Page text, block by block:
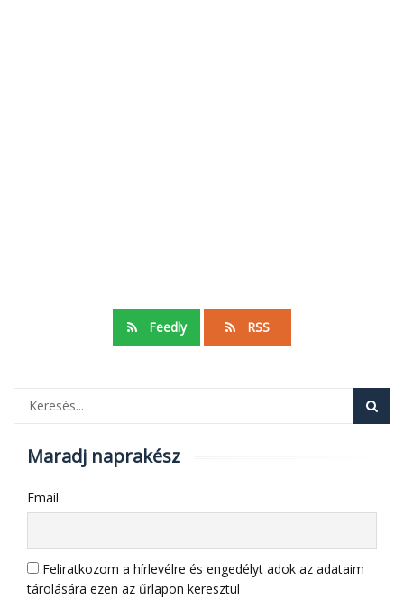
Feedly RSS
Maradj naprakész
Email
Feliratkozom a hírlevélre és engedélyt adok az adataim
tárolására ezen az űrlapon keresztül